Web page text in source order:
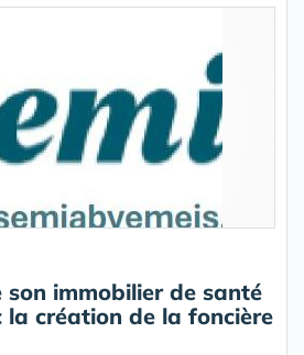
son immobilier de santé
la création de la foncière